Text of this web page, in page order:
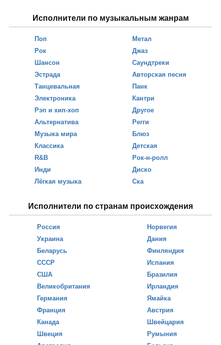
Исполнители по музыкальным жанрам
Поп
Рок
Шансон
Эстрада
Танцевальная
Электроника
Рэп и хип-хоп
Альтернатива
Музыка мира
Классика
R&B
Инди
Лёгкая музыка
Метал
Джаз
Саундтреки
Авторская песня
Панк
Кантри
Другое
Регги
Блюз
Детская
Рок-н-ролл
Диско
Ска
Исполнители по странам происхождения
Россия
Украина
Беларусь
СССР
США
Великобритания
Германия
Франция
Канада
Швеция
Норвегия
Дания
Финляндия
Испания
Бразилия
Ирландия
Ямайка
Австрия
Швейцария
Румыния